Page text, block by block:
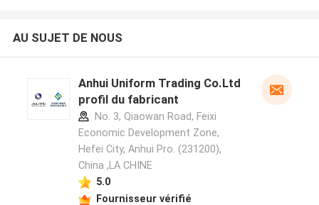
AU SUJET DE NOUS
Anhui Uniform Trading Co.Ltd
profil du fabricant
No. 3, Qiaowan Road, Feixi
Economic Development Zone,
Hefei City, Anhui Pro. (231200),
China ,LA CHINE
5.0
Fournisseur vérifié